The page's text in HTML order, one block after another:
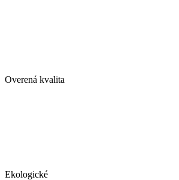
Overená kvalita
Ekologické